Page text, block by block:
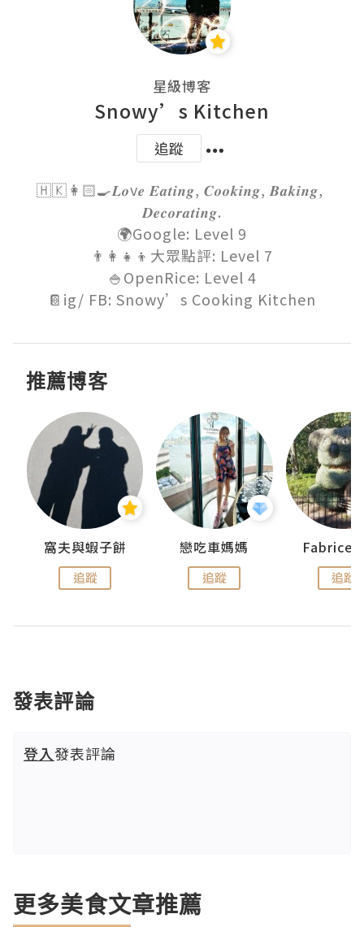
星級博客
Snowy’s Kitchen
追蹤
🇭🇰👩🏻‍🍳𝑳𝒐v𝒆 𝑬𝒂𝒕𝒊𝒏𝒈, 𝑪𝒐𝒐𝒌𝒊𝒏𝒈, 𝑩𝒂𝒌𝒊𝒏𝒈,
𝑫𝒆𝒄𝒐𝒓𝒂𝒕𝒊𝒏𝒈.
🌍Google: Level 9
👨‍👩‍👧‍👦大眾點評: Level 7
🍚OpenRice: Level 4
📔ig/ FB: Snowy’s Cooking Kitchen
推薦博客
窩夫與蝦子餅
追蹤
戀吃車媽媽
追蹤
Fabrice
追蹤
發表評論
登入發表評論
更多美食文章推薦